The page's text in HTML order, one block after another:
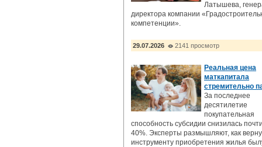
Латышева,
директора компании
компетенции».
29.07.2026 2141 просмотр
Реальная цена
маткапитала
стремительно
За последнее
десятилетие
покупательная
способность субсидии снизилась
40%. Эксперты размышляют, как
инструменту приобретения жилья